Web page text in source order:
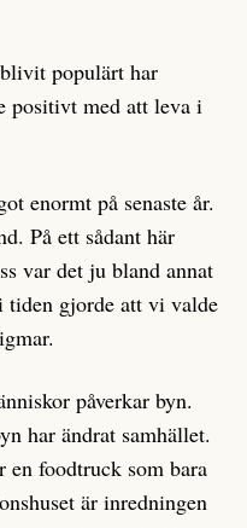
populärt har
med att leva i
enormt på senaste år.
På ett sådant här
var det ju bland annat
tiden gjorde att vi valde
påverkar byn.
har ändrat samhället.
foodtruck som bara
är inredningen